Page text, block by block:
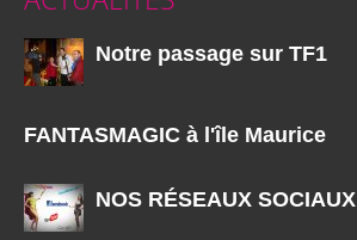
Notre passage sur TF1
FANTASMAGIC à l'île Maurice
NOS RÉSEAUX SOCIAUX